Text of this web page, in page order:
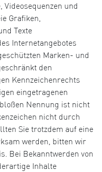
und
Grafiken,
Texte
Internetangebotes
Marken- und
den
Kennzeichenrechts
eingetragenen
Nennung ist nicht
nicht durch
Sie trotzdem auf eine
werden, bitten wir
Bei Bekanntwerden von
Inhalte